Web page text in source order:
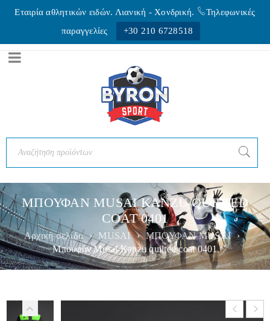
Εταιρία αθλητικών ειδών. Λιανική - Xονδρική.
Τηλεφωνικές
παραγγελίες
+30 210 6728518
ΜΠΟΥΦΑΝ MUSAI KANZU QUILTED
COAT 0401
Αρχική σελίδα › MUSAI › ΜΠΟΥΦΑΝ MUSAI
›
Μπουφάν Musai Kanzu quilted coat 0401